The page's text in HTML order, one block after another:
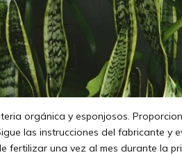
orgánica y esponjosos.
las instrucciones del fabricante y
fertilizar una vez al mes durante la